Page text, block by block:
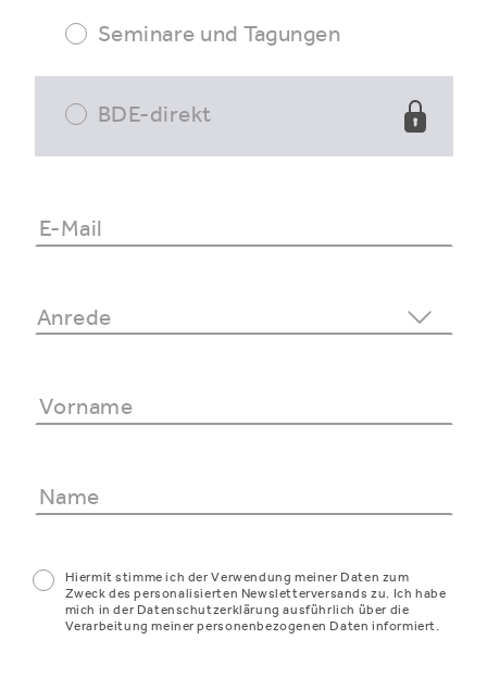
Seminare und Tagungen
BDE-direkt
Hiermit stimme ich der Verwendung meiner Daten zum
Zweck des personalisierten Newsletterversands zu. Ich habe
mich in der Datenschutzerklärung ausführlich über die
Verarbeitung meiner personenbezogenen Daten informiert.